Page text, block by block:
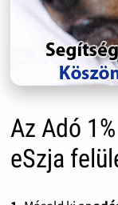
Az Adó
eSzja